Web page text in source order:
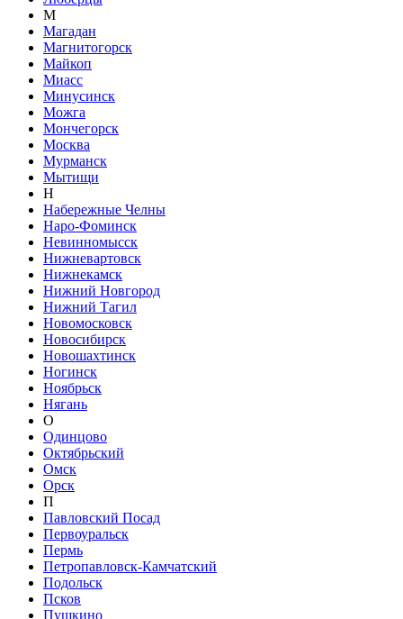
М
Магадан
Магнитогорск
Майкоп
Миасс
Минусинск
Можга
Мончегорск
Москва
Мурманск
Мытищи
Н
Набережные Челны
Наро-Фоминск
Невинномысск
Нижневартовск
Нижнекамск
Нижний Новгород
Нижний Тагил
Новомосковск
Новосибирск
Новошахтинск
Ногинск
Ноябрьск
Нягань
О
Одинцово
Октябрьский
Омск
Орск
П
Павловский Посад
Первоуральск
Пермь
Петропавловск-Камчатский
Подольск
Псков
Пушкино